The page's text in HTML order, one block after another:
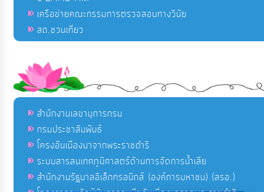
เครือข่ายคณะกรรมการตรวจสอบทางวินัย
สถ.ชวนเที่ยว
สำนักงานเลขานุการกรม
กรมประชาสัมพันธ์
โครงอันเนื่องมาจากพระราชดำริ
ระบบสารสนเทศภูมิศาสตร์ด้านการจัดการน้ำเสีย
สำนักงานรัฐบาลอิเล็กทรอนิกส์ (องค์การมหาชน) (สรอ.)